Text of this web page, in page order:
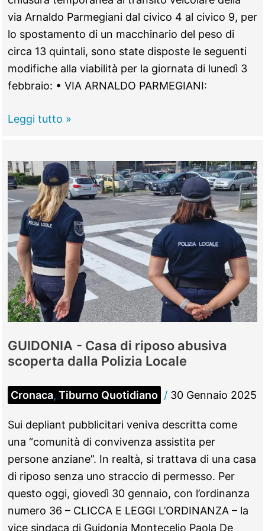
via Arnaldo Parmegiani dal civico 4 al civico 9, per
lo spostamento di un macchinario del peso di
circa 13 quintali, sono state disposte le seguenti
modifiche alla viabilità per la giornata di lunedì 3
febbraio: • VIA ARNALDO PARMEGIANI:
TIVOLI
da
spostare
un
macchinario,
strade
chiuse
in
Centro
Leggi tutto »
GUIDONIA - Casa di riposo abusiva
scoperta dalla Polizia Locale
Cronaca, Tiburno Quotidiano / 30 Gennaio 2025
Sui depliant pubblicitari veniva descritta come
una “comunità di convivenza assistita per
persone anziane”. In realtà, si trattava di una casa
di riposo senza uno straccio di permesso. Per
questo oggi, giovedì 30 gennaio, con l’ordinanza
numero 36 – CLICCA E LEGGI L’ORDINANZA – la
vice sindaca di Guidonia Montecelio Paola De